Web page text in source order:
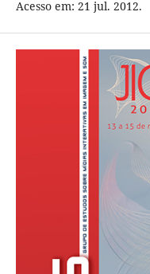
Acesso em: 21 jul. 2012.